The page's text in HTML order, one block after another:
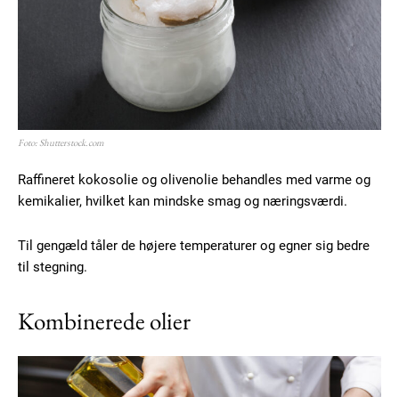
Etiam est nibh, lobortis sit
Praesent euismod ac
Ut mollis pellentesque tortor
Nullam eu erat condimentum
Donec quis est ac felis
Foto: Shutterstock.com
Raffineret kokosolie og olivenolie behandles med varme og
kemikalier, hvilket kan mindske smag og næringsværdi.
Til gengæld tåler de højere temperaturer og egner sig bedre
til stegning.
Kombinerede olier